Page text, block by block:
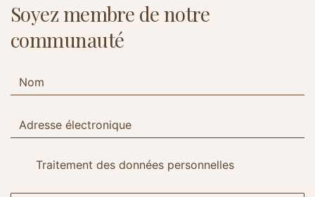
Soyez membre de notre
communauté
Traitement des données personnelles